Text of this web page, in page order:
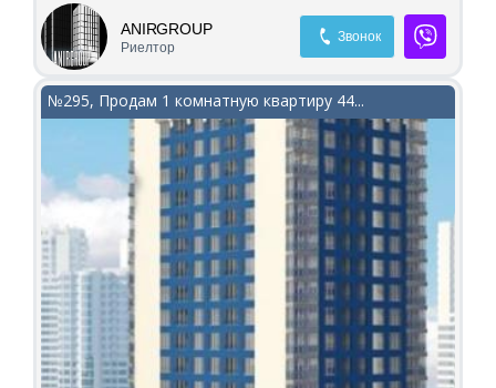
планировки. Придомовая территория с парковкой.
Очень редкое предложения на рынке недвижимости.
Малоквартирный монолитно-кирпичный дом
повышенной сейсмостойкости. Две квартиры на
этаже, дом газифицирован. В квартире двухконтурный
котел. Экологически чистый микрорайон с развитой
инфраструктурой, в десяти минутах ходьбы
расположен лучший пляж Аркадия. Три раздельные
спальни, кухня-гостиная, два санузла,
гардеробная. Во всей квартире установлены тёплые
полы. Идеально чистая парадная, мраморная
лестница. Видеонаблюдение, охрана. Есть свой
резервный бак для воды. Звоните!
ANIRGROUP
Риелтор
Звонок
№295, Продам 1 комнатную квартиру 44...